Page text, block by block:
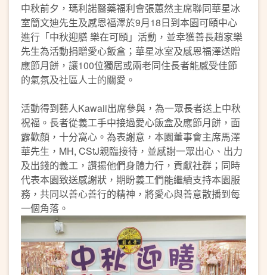
中秋前夕，瑪利諾醫藥福利會張蕙然主席聯同華星冰
室簡文迪先生及感恩福澤於9月18日到本園可頤中心
進行「中秋迎膳 樂在可頤」活動，並幸獲善長趙家樂
先生為活動捐贈愛心飯盒；華星冰室及感恩福澤送贈
應節月餅，讓100位獨居或兩老同住長者能感受佳節
的氣氛及社區人士的關愛。
活動得到藝人Kawaii出席參與，為一眾長者送上中秋
祝福。長者從義工手中接過愛心飯盒及應節月餅，面
露歡顏，十分窩心。為表謝意，本園董事會主席馬澤
華先生，MH, CStJ親臨接待，並感謝一眾出心、出力
及出錢的義工，讚揚他們身體力行，貢獻社群；同時
代表本園致送感謝狀，期盼義工們能繼續支持本園服
務，共同以善心善行的精神，將愛心與善意散播到每
一個角落。